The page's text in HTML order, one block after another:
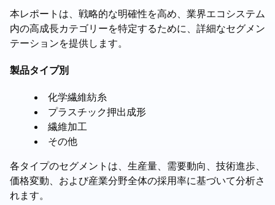
本レポートは、戦略的な明確性を高め、業界エコシステム
内の高成長カテゴリーを特定するために、詳細なセグメン
テーションを提供します。
製品タイプ別
化学繊維紡糸
プラスチック押出成形
繊維加工
その他
各タイプのセグメントは、生産量、需要動向、技術進歩、
価格変動、および産業分野全体の採用率に基づいて分析さ
れます。